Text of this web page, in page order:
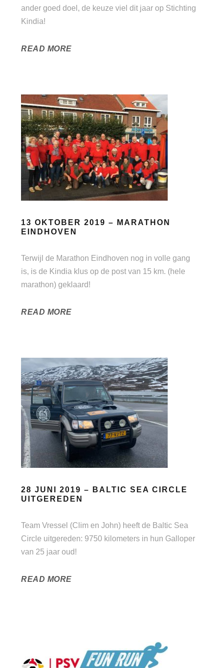
ander goed doel, de keuze viel dit jaar op Stichting
Kindia!
READ MORE
13 OKTOBER 2019 – MARATHON
EINDHOVEN
Terwijl de Marathon Eindhoven nog in volle gang
is, is de Kindia klus op de post van 15 km. (hele
marathon) geklaard!
READ MORE
28 JUNI 2019 – BALTIC SEA CIRCLE
UITGEREDEN
Team Vressel (Clim en John) heeft de Baltic Sea
Circle uitgereden: 9750 kilometers in hun Galloper
van 25 jaar oud!
READ MORE